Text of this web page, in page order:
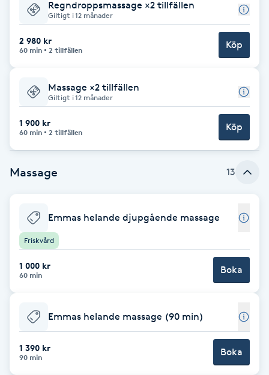
Babylights
Balayage
Bambumassage
Barber
Blowout
Brynformning
Brynfärgning
Brynplockning
Regndroppsmassage ×2 tillfällen
Giltigt i 12 månader
2 980 kr
60 min 2 tillfällen Köp
Massage ×2 tillfällen
Giltigt i 12 månader
1 900 kr
60 min 2 tillfällen Köp
Massage 13
Emmas helande djupgående massage
Friskvård
1 000 kr
60 min Boka
Emmas helande massage (90 min)
1 390 kr
90 min Boka